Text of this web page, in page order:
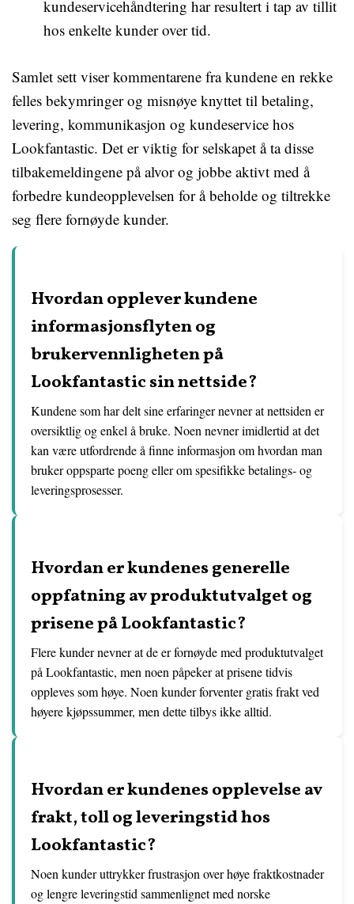
kundeservicehåndtering har resultert i tap av tillit
hos enkelte kunder over tid.
Samlet sett viser kommentarene fra kundene en rekke
felles bekymringer og misnøye knyttet til betaling,
levering, kommunikasjon og kundeservice hos
Lookfantastic. Det er viktig for selskapet å ta disse
tilbakemeldingene på alvor og jobbe aktivt med å
forbedre kundeopplevelsen for å beholde og tiltrekke
seg flere fornøyde kunder.
Hvordan opplever kundene
informasjonsflyten og
brukervennligheten på
Lookfantastic sin nettside?
Kundene som har delt sine erfaringer nevner at nettsiden er
oversiktlig og enkel å bruke. Noen nevner imidlertid at det
kan være utfordrende å finne informasjon om hvordan man
bruker oppsparte poeng eller om spesifikke betalings- og
leveringsprosesser.
Hvordan er kundenes generelle
oppfatning av produktutvalget og
prisene på Lookfantastic?
Flere kunder nevner at de er fornøyde med produktutvalget
på Lookfantastic, men noen påpeker at prisene tidvis
oppleves som høye. Noen kunder forventer gratis frakt ved
høyere kjøpssummer, men dette tilbys ikke alltid.
Hvordan er kundenes opplevelse av
frakt, toll og leveringstid hos
Lookfantastic?
Noen kunder uttrykker frustrasjon over høye fraktkostnader
og lengre leveringstid sammenlignet med norske